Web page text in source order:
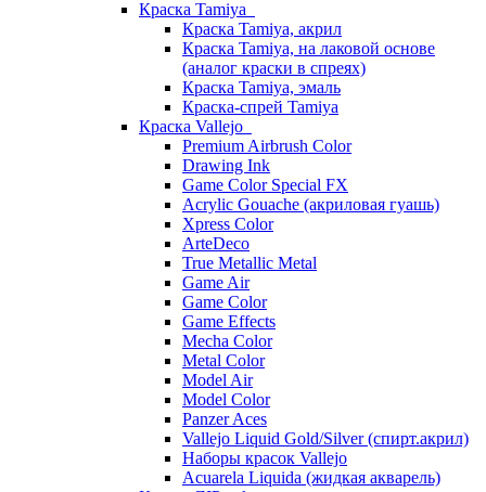
Краска Tamiya
Краска Tamiya, акрил
Краска Tamiya, на лаковой основе
(аналог краски в спреях)
Краска Tamiya, эмаль
Краска-спрей Tamiya
Краска Vallejo
Premium Airbrush Color
Drawing Ink
Game Color Special FX
Acrylic Gouache (акриловая гуашь)
Xpress Color
ArteDeco
True Metallic Metal
Game Air
Game Color
Game Effects
Mecha Color
Metal Color
Model Air
Model Color
Panzer Aces
Vallejo Liquid Gold/Silver (спирт.акрил)
Наборы красок Vallejo
Acuarela Liquida (жидкая акварель)